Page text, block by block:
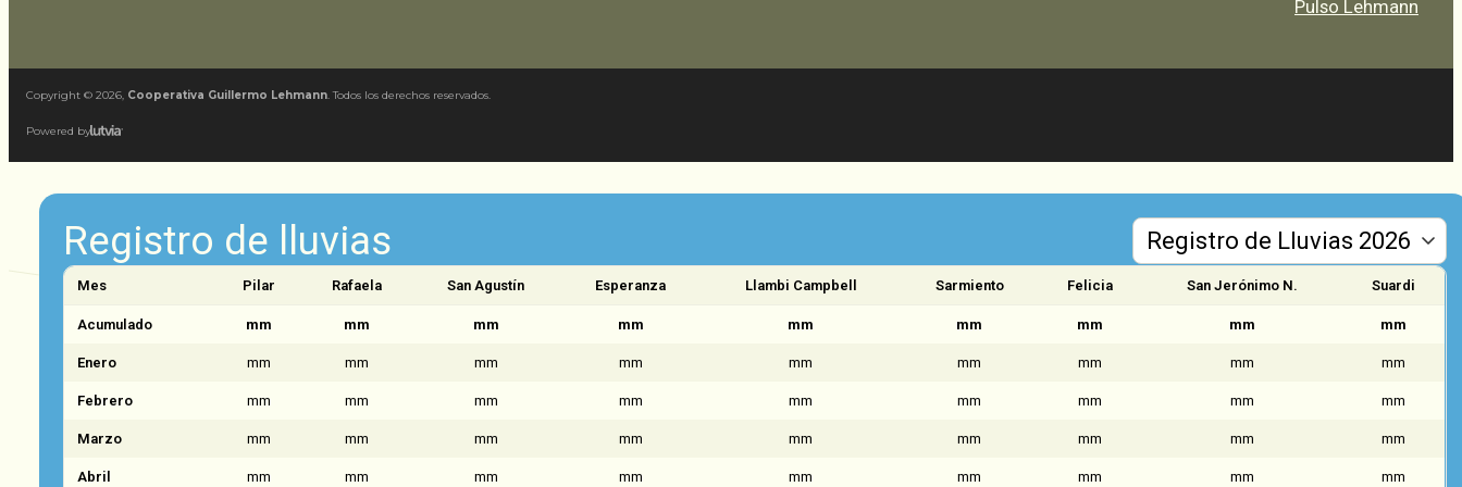
Pulso Lehmann
Copyright © 2026, Cooperativa Guillermo Lehmann. Todos los derechos reservados.
Powered by
Registro de lluvias
Mes Pilar Rafaela San Agustín Esperanza Llambi Campbell Sarmiento Felicia San Jerónimo N. Suardi
Acumulado mm mm mm mm mm mm mm mm mm
Enero mm mm mm mm mm mm mm mm mm
Febrero mm mm mm mm mm mm mm mm mm
Marzo mm mm mm mm mm mm mm mm mm
Abril mm mm mm mm mm mm mm mm mm